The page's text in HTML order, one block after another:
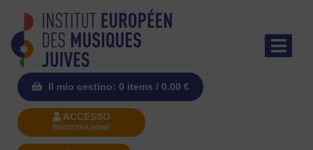
Il mio cestino: 0 items / 0.00 €
ACCESSO
REGISTRAZIONE